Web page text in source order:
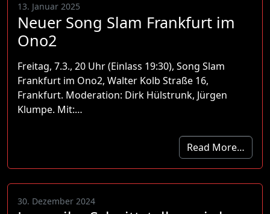
13. Januar 2025
Neuer Song Slam Frankfurt im
Ono2
Freitag, 7.3., 20 Uhr (Einlass 19:30), Song Slam
Frankfurt im Ono2, Walter Kolb Straße 16,
Frankfurt. Moderation: Dirk Hülstrunk, Jürgen
Klumpe. Mit:…
Read More…
30. Dezember 2024